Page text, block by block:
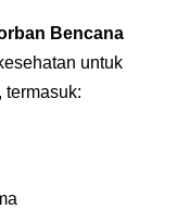
Bencana
untuk
termasuk: